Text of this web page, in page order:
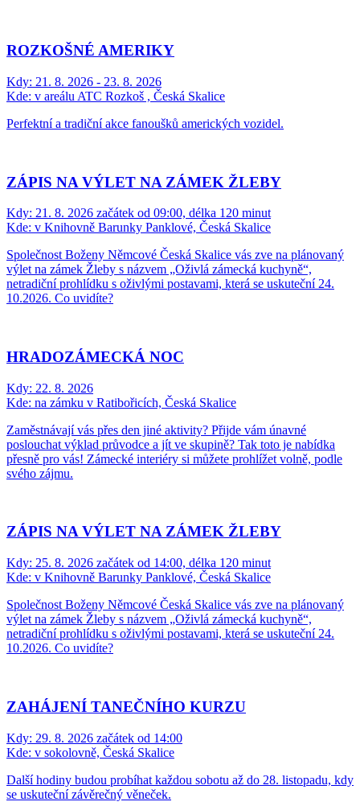
ROZKOŠNÉ AMERIKY
Kdy: 21. 8. 2026 - 23. 8. 2026
Kde: v areálu ATC Rozkoš , Česká Skalice
Perfektní a tradiční akce fanoušků amerických vozidel.
ZÁPIS NA VÝLET NA ZÁMEK ŽLEBY
Kdy: 21. 8. 2026 začátek od 09:00, délka 120 minut
Kde: v Knihovně Barunky Panklové, Česká Skalice
Společnost Boženy Němcové Česká Skalice vás zve na plánovaný
výlet na zámek Žleby s názvem „Oživlá zámecká kuchyně“,
netradiční prohlídku s oživlými postavami, která se uskuteční 24.
10.2026. Co uvidíte?
HRADOZÁMECKÁ NOC
Kdy: 22. 8. 2026
Kde: na zámku v Ratibořicích, Česká Skalice
Zaměstnávají vás přes den jiné aktivity? Přijde vám únavné
poslouchat výklad průvodce a jít ve skupině? Tak toto je nabídka
přesně pro vás! Zámecké interiéry si můžete prohlížet volně, podle
svého zájmu.
ZÁPIS NA VÝLET NA ZÁMEK ŽLEBY
Kdy: 25. 8. 2026 začátek od 14:00, délka 120 minut
Kde: v Knihovně Barunky Panklové, Česká Skalice
Společnost Boženy Němcové Česká Skalice vás zve na plánovaný
výlet na zámek Žleby s názvem „Oživlá zámecká kuchyně“,
netradiční prohlídku s oživlými postavami, která se uskuteční 24.
10.2026. Co uvidíte?
ZAHÁJENÍ TANEČNÍHO KURZU
Kdy: 29. 8. 2026 začátek od 14:00
Kde: v sokolovně, Česká Skalice
Další hodiny budou probíhat každou sobotu až do 28. listopadu, kdy
se uskuteční závěrečný věneček.